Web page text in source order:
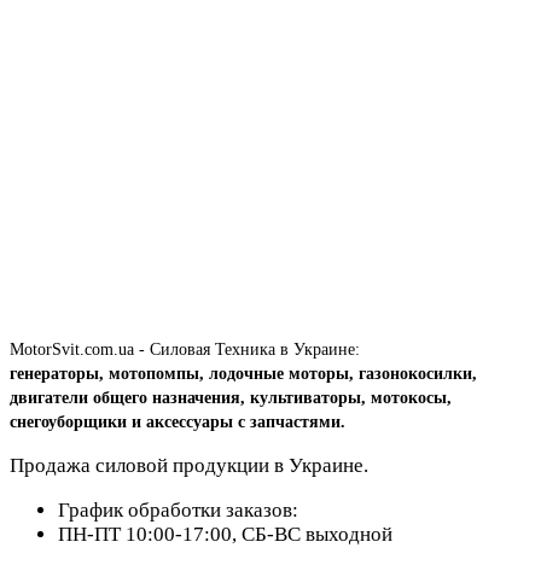
MotorSvit.com.ua - Силовая Техника в Украине:
генераторы, мотопомпы, лодочные моторы, газонокосилки,
двигатели общего назначения, культиваторы, мотокосы,
снегоуборщики и аксессуары с запчастями.
Продажа силовой продукции в Украине.
График обработки заказов:
ПН-ПТ 10:00-17:00, СБ-ВС выходной